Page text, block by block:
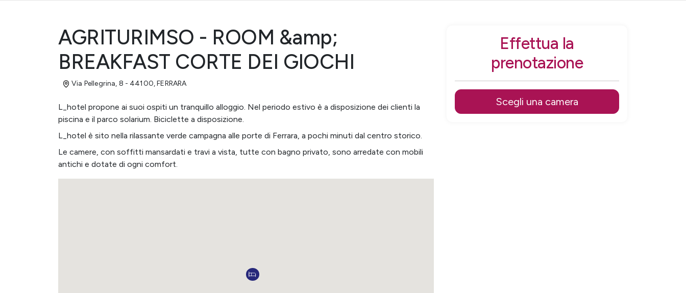
AGRITURIMSO - ROOM &amp;
BREAKFAST CORTE DEI GIOCHI
Via Pellegrina, 8 - 44100,FERRARA
L_hotel propone ai suoi ospiti un tranquillo alloggio. Nel periodo estivo è a disposizione dei clienti la
piscina e il parco solarium. Biciclette a disposizione.
L_hotel è sito nella rilassante verde campagna alle porte di Ferrara, a pochi minuti dal centro storico.
Le camere, con soffitti mansardati e travi a vista, tutte con bagno privato, sono arredate con mobili
antichi e dotate di ogni comfort.
Effettua la
prenotazione
Scegli una camera